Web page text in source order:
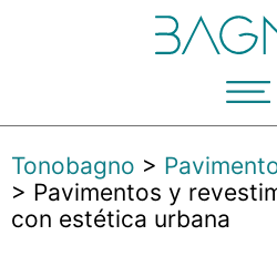
Tonobagno >
> Pavimentos y
con estética urbana